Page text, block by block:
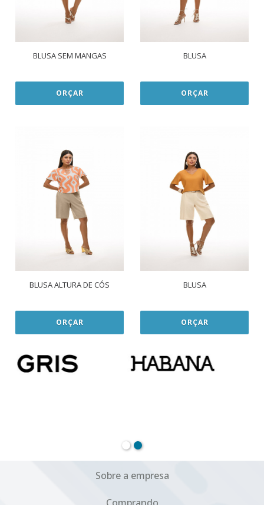
BLUSA SEM MANGAS
ORÇAR
BLUSA
ORÇAR
BLUSA ALTURA DE CÓS
ORÇAR
BLUSA
ORÇAR
Comprando
Política de privacidade
Institucional